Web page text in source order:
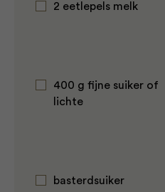
2 eetlepels melk
400 g fijne suiker of
lichte
basterdsuiker